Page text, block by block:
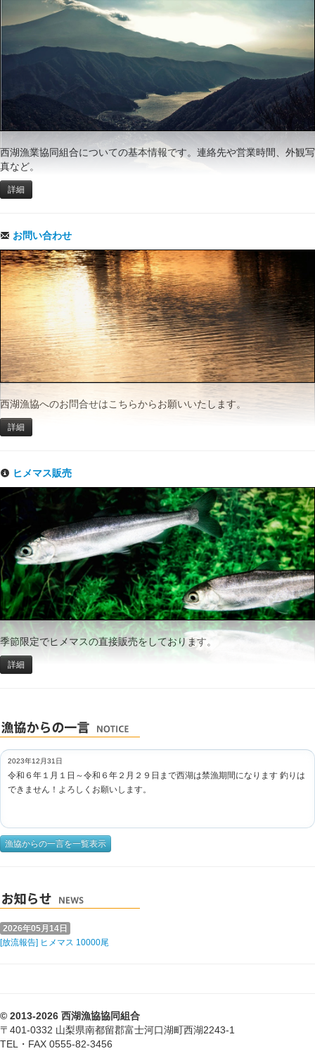
西湖漁業協同組合についての基本情報です。連絡先や営業時間、外観写
真など。
詳細
お問い合わせ
西湖漁協へのお問合せはこちらからお願いいたします。
詳細
ヒメマス販売
季節限定でヒメマスの直接販売をしております。
詳細
2023年12月31日
令和６年１月１日～令和６年２月２９日まで西湖は禁漁期間になります 釣りは
できません！よろしくお願いします。
漁協からの一言を一覧表示
2026年05月14日
[放流報告] ヒメマス 10000尾
© 2013-2026 西湖漁協協同組合
〒401-0332 山梨県南都留郡富士河口湖町西湖2243-1
TEL・FAX 0555-82-3456